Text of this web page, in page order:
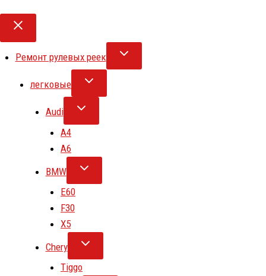
Ремонт рулевых реек
легковые
Audi
A4
A6
BMW
E60
F30
X5
Chery
Tiggo